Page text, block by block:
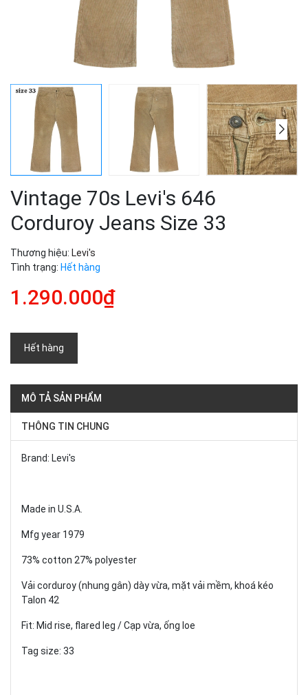
Vintage 70s Levi's 646
Corduroy Jeans Size 33
Thương hiệu: Levi's
Tình trạng: Hết hàng
1.290.000₫
Hết hàng
MÔ TẢ SẢN PHẨM
THÔNG TIN CHUNG
Brand: Levi's
Made in U.S.A.
Mfg year 1979
73% cotton 27% polyester
Vải corduroy (nhung gân) dày vừa, mặt vải mềm, khoá kéo
Talon 42
Fit: Mid rise, flared leg / Cạp vừa, ống loe
Tag size: 33